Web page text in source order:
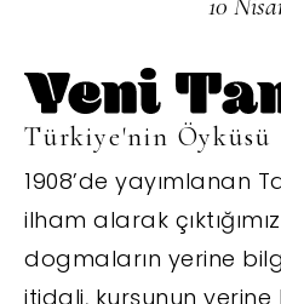
10
Türkiye'nin Öyküsü
1908’de yayımlanan
ilham alarak
dogmaların yerine
itidali, kurşunun